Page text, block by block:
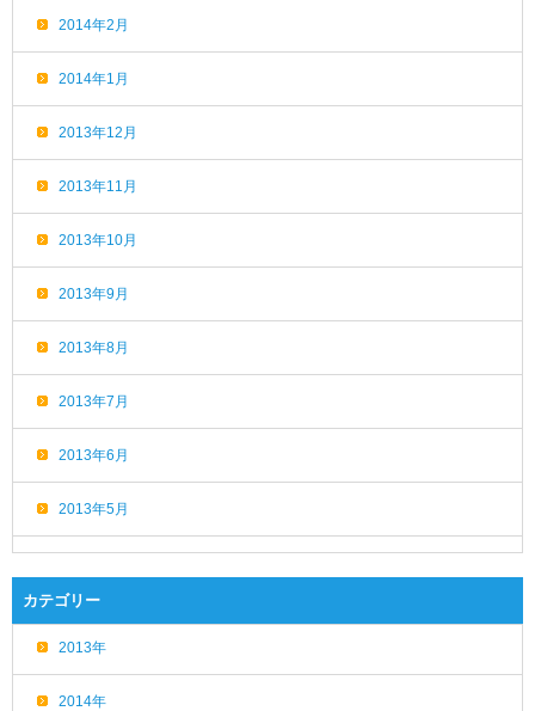
2014年2月
2014年1月
2013年12月
2013年11月
2013年10月
2013年9月
2013年8月
2013年7月
2013年6月
2013年5月
カテゴリー
2013年
2014年